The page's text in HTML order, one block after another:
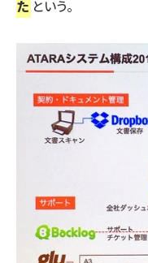
た という。